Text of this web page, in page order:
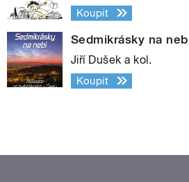
Koupit
Sedmikrásky na
Jiří Dušek a kol.
Koupit